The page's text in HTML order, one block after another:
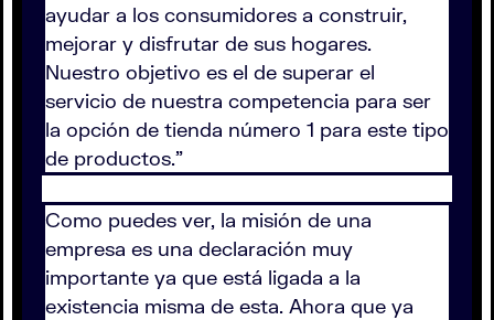
ayudar a los consumidores a construir,
mejorar y disfrutar de sus hogares.
Nuestro objetivo es el de superar el
servicio de nuestra competencia para ser
la opción de tienda número 1 para este tipo
de productos.”
Como puedes ver, la misión de una
empresa es una declaración muy
importante ya que está ligada a la
existencia misma de esta. Ahora que ya